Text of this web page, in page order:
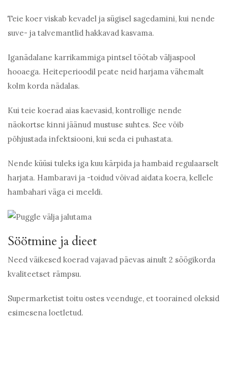
Teie koer viskab kevadel ja sügisel sagedamini, kui nende
suve- ja talvemantlid hakkavad kasvama.
Iganädalane karrikammiga pintsel töötab väljaspool
hooaega. Heiteperioodil peate neid harjama vähemalt
kolm korda nädalas.
Kui teie koerad aias kaevasid, kontrollige nende
näokortse kinni jäänud mustuse suhtes. See võib
põhjustada infektsiooni, kui seda ei puhastata.
Nende küüsi tuleks iga kuu kärpida ja hambaid regulaarselt
harjata. Hambaravi ja -toidud võivad aidata koera, kellele
hambahari väga ei meeldi.
Söötmine ja dieet
Need väikesed koerad vajavad päevas ainult 2 söögikorda
kvaliteetset rämpsu.
Supermarketist toitu ostes veenduge, et toorained oleksid
esimesena loetletud.